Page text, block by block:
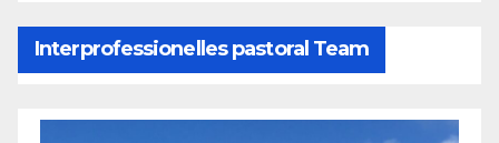
Interprofessionelles pastoral Team